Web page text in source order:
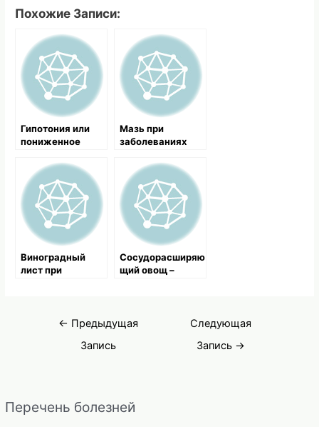
Перечень болезней
Похожие Записи:
Гипотония или
пониженное
симптомы и
лечение
народными
средствами
Мазь при
заболеваниях
Виноградный
лист при
Сосудорасширяю
щий овощ –
Навигация
← Предыдущая
Запись
Следующая
Запись →